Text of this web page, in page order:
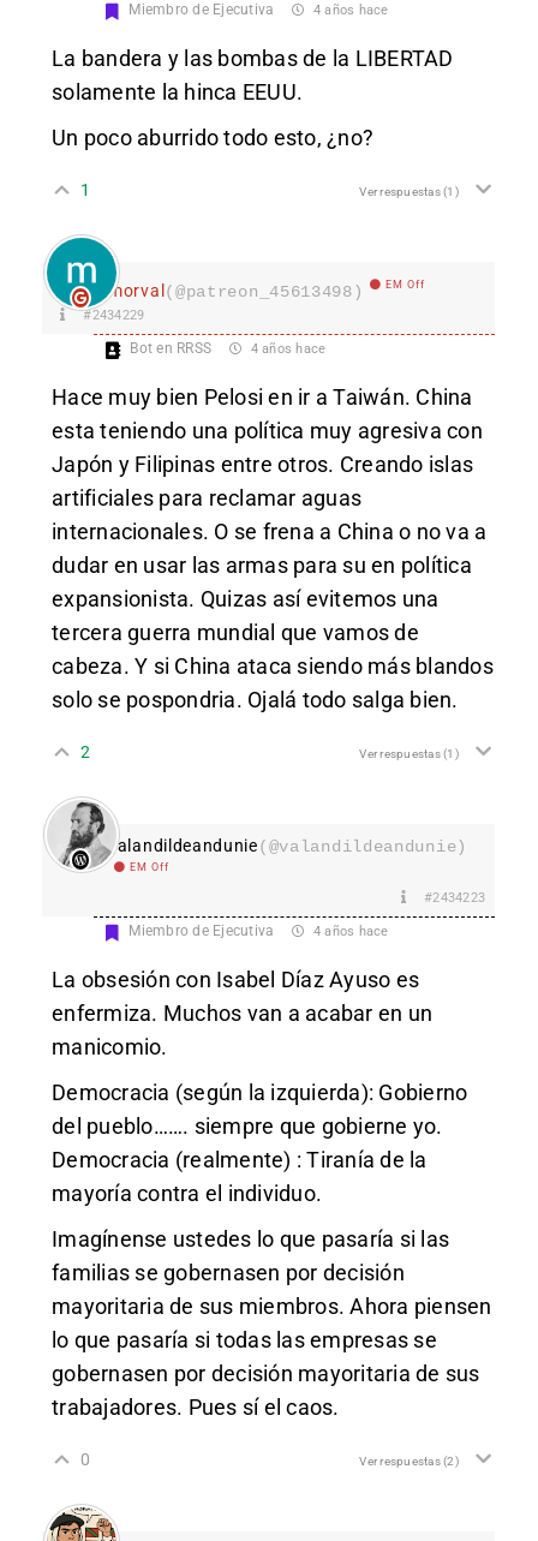
Miembro de Ejecutiva 4 años hace
La bandera y las bombas de la LIBERTAD
solamente la hinca EEUU.
Un poco aburrido todo esto, ¿no?
1 Ver respuestas(1)
morval(@patreon_45613498) EM Off
#2434229
Bot en RRSS 4 años hace
Hace muy bien Pelosi en ir a Taiwán. China
esta teniendo una política muy agresiva con
Japón y Filipinas entre otros. Creando islas
artificiales para reclamar aguas
internacionales. O se frena a China o no va a
dudar en usar las armas para su en política
expansionista. Quizas así evitemos una
tercera guerra mundial que vamos de
cabeza. Y si China ataca siendo más blandos
solo se pospondria. Ojalá todo salga bien.
2 Ver respuestas(1)
valandildeandunie(@valandildeandunie)
EM Off
#2434223
Miembro de Ejecutiva 4 años hace
La obsesión con Isabel Díaz Ayuso es
enfermiza. Muchos van a acabar en un
manicomio.
Democracia (según la izquierda): Gobierno
del pueblo……. siempre que gobierne yo.
Democracia (realmente) : Tiranía de la
mayoría contra el individuo.
Imagínense ustedes lo que pasaría si las
familias se gobernasen por decisión
mayoritaria de sus miembros. Ahora piensen
lo que pasaría si todas las empresas se
gobernasen por decisión mayoritaria de sus
trabajadores. Pues sí el caos.
0 Ver respuestas(2)